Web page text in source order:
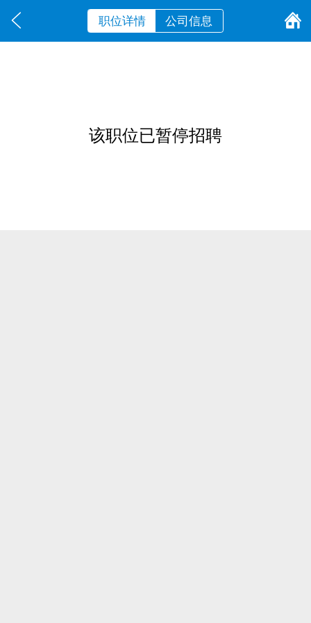
职位详情 公司信息
该职位已暂停招聘